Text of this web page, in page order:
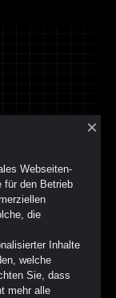
×
Webseiten-
für den Betrieb
die
Inhalte
welche
Sie, dass
mehr alle